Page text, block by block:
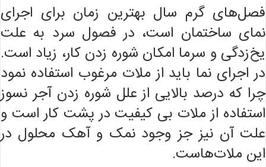
فصل‌های گرم سال بهترین زمان برای اجرای
نمای ساختمان است، در فصول سرد به علت
یخ‌زدگی و سرما امکان شوره زدن کار، زیاد است.
در اجرای نما باید از ملات مرغوب استفاده نمود
چرا که درصد بالایی از علل شوره زدن آجر نسوز
استفاده از ملات بی کیفیت در پشت کار است و
علت آن نیز جز وجود نمک و آهک محلول در
این ملات‌هاست.